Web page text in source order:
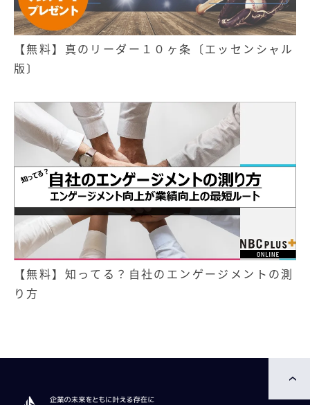
【無料】真のリーダー１０ヶ条〔エッセンシャル
版〕
【無料】知ってる？自社のエンゲージメントの測
り方